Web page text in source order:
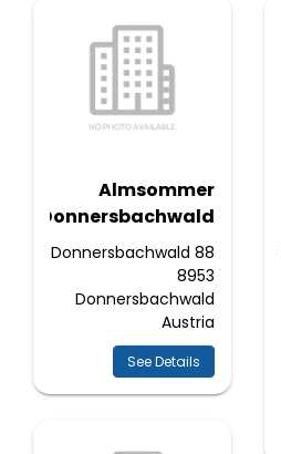
Almsommer
Donnersbachwald
Donnersbachwald 88
8953
Donnersbachwald
Austria
See Details